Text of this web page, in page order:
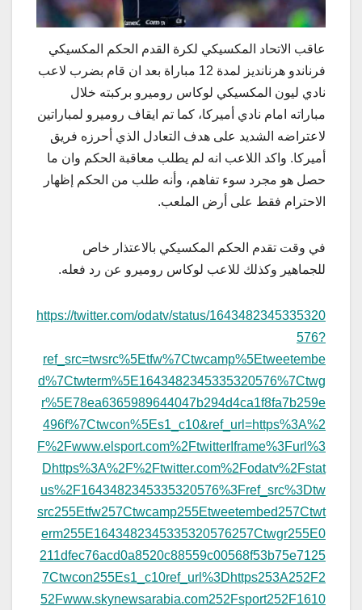
عاقب الاتحاد المكسيكي لكرة القدم الحكم المكسيكي ​
فرناندو هرنانديز​ لمدة 12 مباراة بعد ان قام بضرب لاعب
نادي ​ليون​ المكسيكي لوكاس روميرو بركبته خلال
مباراته امام نادي أميركا، كما تم ايقاف روميرو لمباراتين
لاعتراضه الشديد على هدف التعادل الذي أحرزه فريق
أميركا. واكد اللاعب انه لم يطلب معاقبة الحكم وان ما
حصل هو مجرد سوء تفاهم، وأنه طلب من الحكم إظهار
الاحترام فقط على أرض الملعب.
في وقت تقدم الحكم المكسيكي بالاعتذار خاص
للجماهير وكذلك للاعب لوكاس روميرو عن رد فعله.
https://twitter.com/odatv/status/1643482345335320
576?
ref_src=twsrc%5Etfw%7Ctwcamp%5Etweetembe
d%7Ctwterm%5E1643482345335320576%7Ctwg
r%5E78ea6365989644047b294d4ca1f8fa7b259e
496f%7Ctwcon%5Es1_c10&ref_url=https%3A%2
F%2Fwww.elsport.com%2FtwitterIframe%3Furl%3
Dhttps%3A%2F%2Ftwitter.com%2Fodatv%2Fstat
us%2F1643482345335320576%3Fref_src%3Dtw
src255Etfw257Ctwcamp255Etweetembed257Ctwt
erm255E1643482345335320576257Ctwgr255E0
211dfec76acd0a8520c88559c00568f53b75e7125
7Ctwcon255Es1_c10ref_url%3Dhttps253A252F2
52Fwww.skynewsarabia.com252Fsport252F1610